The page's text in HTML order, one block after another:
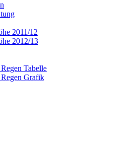
2011/12
2012/13
Tabelle
Grafik